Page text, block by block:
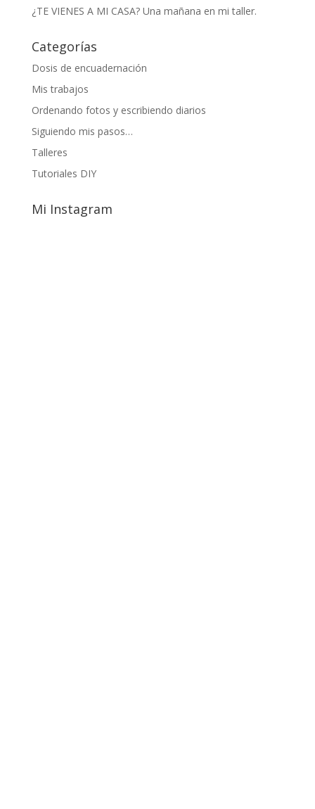
¿TE VIENES A MI CASA? Una mañana en mi taller.
Categorías
Dosis de encuadernación
Mis trabajos
Ordenando fotos y escribiendo diarios
Siguiendo mis pasos…
Talleres
Tutoriales DIY
Mi Instagram